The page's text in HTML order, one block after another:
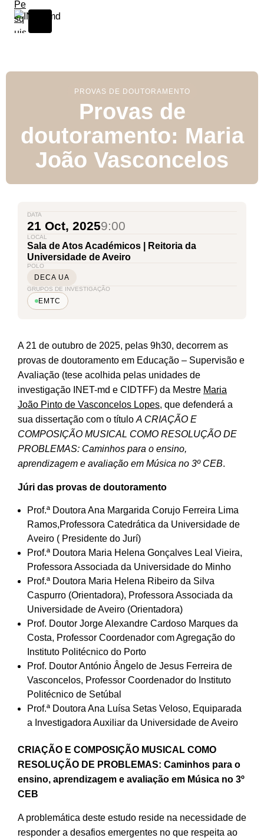
Skip to content
PROVAS DE DOUTORAMENTO
Provas de
doutoramento: Maria
João Vasconcelos
DATA
21 Oct, 20259:00
LOCAL
Sala de Atos Académicos | Reitoria da
Universidade de Aveiro
POLO
DECA UA
GRUPOS DE INVESTIGAÇÃO
EMTC
A 21 de outubro de 2025, pelas 9h30, decorrem as
provas de doutoramento em Educação – Supervisão e
Avaliação (tese acolhida pelas unidades de
investigação INET-md e CIDTFF) da Mestre Maria
João Pinto de Vasconcelos Lopes, que defenderá a
sua dissertação com o título A CRIAÇÃO E
COMPOSIÇÃO MUSICAL COMO RESOLUÇÃO DE
PROBLEMAS: Caminhos para o ensino,
aprendizagem e avaliação em Música no 3º CEB.
Júri das provas de doutoramento
Prof.ª Doutora Ana Margarida Corujo Ferreira Lima
Ramos,Professora Catedrática da Universidade de
Aveiro ( Presidente do Jurí)
Prof.ª Doutora Maria Helena Gonçalves Leal Vieira,
Professora Associada da Universidade do Minho
Prof.ª Doutora Maria Helena Ribeiro da Silva
Caspurro (Orientadora), Professora Associada da
Universidade de Aveiro (Orientadora)
Prof. Doutor Jorge Alexandre Cardoso Marques da
Costa, Professor Coordenador com Agregação do
Instituto Politécnico do Porto
Prof. Doutor António Ângelo de Jesus Ferreira de
Vasconcelos, Professor Coordenador do Instituto
Politécnico de Setúbal
Prof.ª Doutora Ana Luísa Setas Veloso, Equiparada
a Investigadora Auxiliar da Universidade de Aveiro
CRIAÇÃO E COMPOSIÇÃO MUSICAL COMO
RESOLUÇÃO DE PROBLEMAS: Caminhos para o
ensino, aprendizagem e avaliação em Música no 3º
CEB
A problemática deste estudo reside na necessidade de
responder a desafios emergentes no que respeita ao